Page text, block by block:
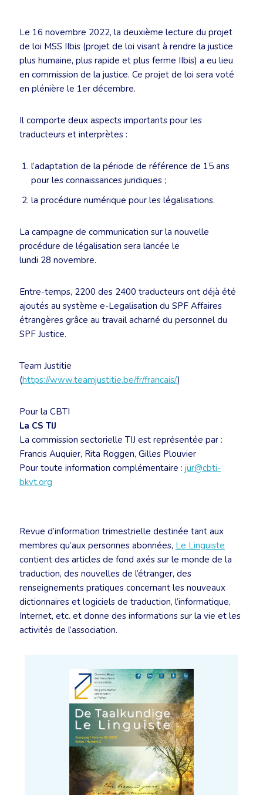
Le 16 novembre 2022, la deuxième lecture du projet
de loi MSS IIbis (projet de loi visant à rendre la justice
plus humaine, plus rapide et plus ferme IIbis) a eu lieu
en commission de la justice. Ce projet de loi sera voté
en plénière le 1er décembre.
Il comporte deux aspects importants pour les
traducteurs et interprètes :
l’adaptation de la période de référence de 15 ans
pour les connaissances juridiques ;
la procédure numérique pour les légalisations.
La campagne de communication sur la nouvelle
procédure de légalisation sera lancée le
lundi 28 novembre.
Entre-temps, 2200 des 2400 traducteurs ont déjà été
ajoutés au système e-Legalisation du SPF Affaires
étrangères grâce au travail acharné du personnel du
SPF Justice.
Team Justitie
(https://www.teamjustitie.be/fr/francais/)
Pour la CBTI
La CS TIJ
La commission sectorielle TIJ est représentée par :
Francis Auquier, Rita Roggen, Gilles Plouvier
Pour toute information complémentaire : jur@cbti-
bkvt.org
Revue d’information trimestrielle destinée tant aux
membres qu’aux personnes abonnées, Le Linguiste
contient des articles de fond axés sur le monde de la
traduction, des nouvelles de l’étranger, des
renseignements pratiques concernant les nouveaux
dictionnaires et logiciels de traduction, l’informatique,
Internet, etc. et donne des informations sur la vie et les
activités de l’association.